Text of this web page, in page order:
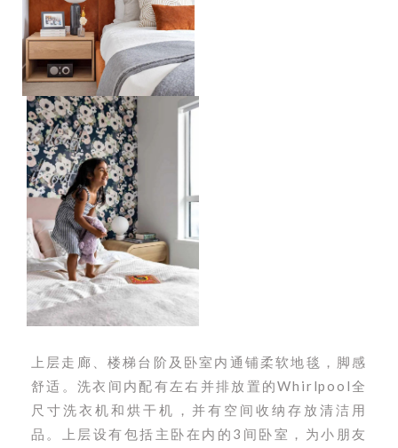
上层走廊、楼梯台阶及卧室内通铺柔软地毯，脚感
舒适。洗衣间内配有左右并排放置的Whirlpool全
尺寸洗衣机和烘干机，并有空间收纳存放清洁用
品。上层设有包括主卧在内的3间卧室，为小朋友